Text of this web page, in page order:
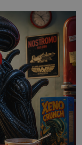
měl působit
věk je